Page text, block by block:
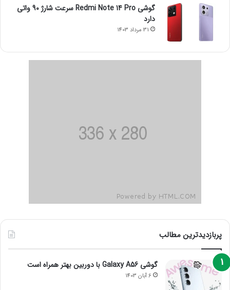
گوشی Redmi Note 14 Pro سرعت شارژ 90 واتی
دارد
31 مرداد 1403
پربازدیدترین مطالب
گوشی Galaxy A56 با دوربین بهتر همراه است
6 آبان 1403